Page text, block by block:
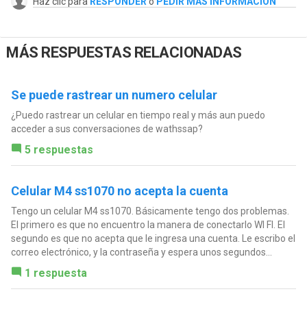
MÁS RESPUESTAS RELACIONADAS
Se puede rastrear un numero celular
¿Puedo rastrear un celular en tiempo real y más aun puedo
acceder a sus conversaciones de wathssap?
5 respuestas
Celular M4 ss1070 no acepta la cuenta
Tengo un celular M4 ss1070. Básicamente tengo dos problemas.
El primero es que no encuentro la manera de conectarlo WI FI. El
segundo es que no acepta que le ingresa una cuenta. Le escribo el
correo electrónico, y la contraseña y espera unos segundos...
1 respuesta